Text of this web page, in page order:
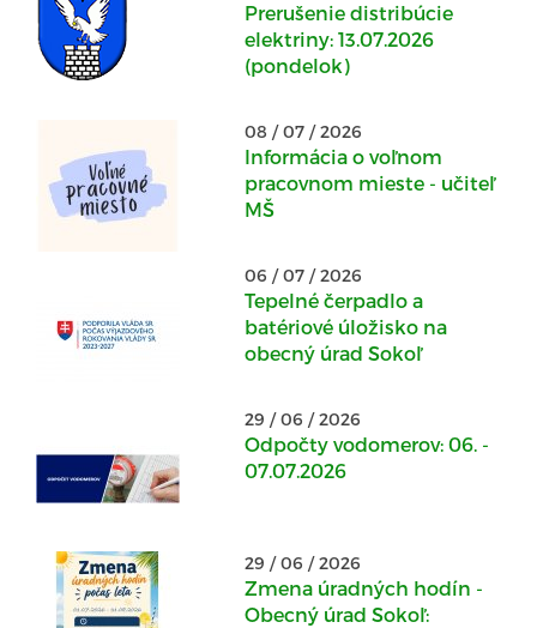
Prerušenie distribúcie
elektriny: 13.07.2026
(pondelok)
08 / 07 / 2026
Informácia o voľnom
pracovnom mieste - učiteľ
MŠ
06 / 07 / 2026
Tepelné čerpadlo a
batériové úložisko na
obecný úrad Sokoľ
29 / 06 / 2026
Odpočty vodomerov: 06. -
07.07.2026
29 / 06 / 2026
Zmena úradných hodín -
Obecný úrad Sokoľ: